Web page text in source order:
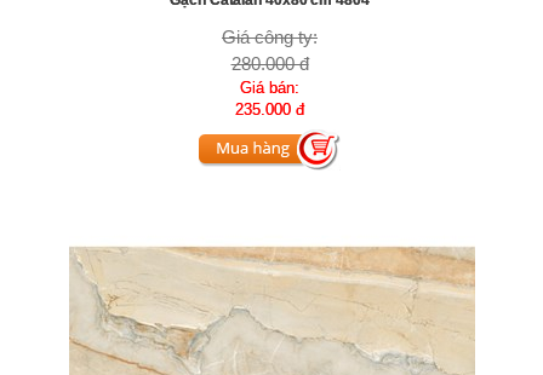
Giá công ty:
280.000 đ
Giá bán:
235.000 đ